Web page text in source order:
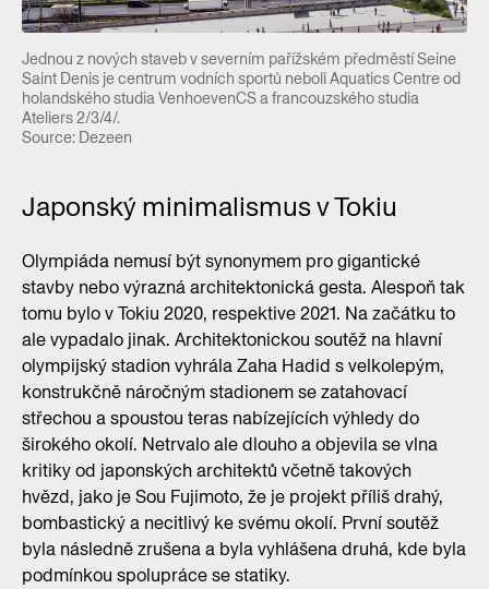
Jednou z nových staveb v severním pařížském předměstí Seine
Saint Denis je centrum vodních sportů neboli Aquatics Centre od
holandského studia VenhoevenCS a francouzského studia
Ateliers 2/3/4/.
Source: Dezeen
Japonský minimalismus v Tokiu
Olympiáda nemusí být synonymem pro gigantické
stavby nebo výrazná architektonická gesta. Alespoň tak
tomu bylo v Tokiu 2020, respektive 2021. Na začátku to
ale vypadalo jinak. Architektonickou soutěž na hlavní
olympijský stadion vyhrála Zaha Hadid s velkolepým,
konstrukčně náročným stadionem se zatahovací
střechou a spoustou teras nabízejících výhledy do
širokého okolí. Netrvalo ale dlouho a objevila se vlna
kritiky od japonských architektů včetně takových
hvězd, jako je Sou Fujimoto, že je projekt příliš drahý,
bombastický a necitlivý ke svému okolí. První soutěž
byla následně zrušena a byla vyhlášena druhá, kde byla
podmínkou spolupráce se statiky.